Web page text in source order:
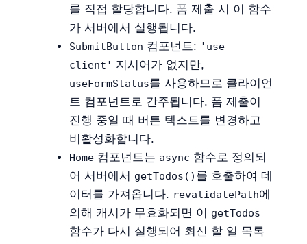
를 직접 할당합니다. 폼 제출 시 이 함수
가 서버에서 실행됩니다.
SubmitButton 컴포넌트: 'use
client' 지시어가 없지만,
useFormStatus를 사용하므로 클라이언
트 컴포넌트로 간주됩니다. 폼 제출이
진행 중일 때 버튼 텍스트를 변경하고
비활성화합니다.
Home 컴포넌트는 async 함수로 정의되
어 서버에서 getTodos() 를 호출하여 데
이터를 가져옵니다. revalidatePath에
의해 캐시가 무효화되면 이 getTodos
함수가 다시 실행되어 최신 할 일 목록